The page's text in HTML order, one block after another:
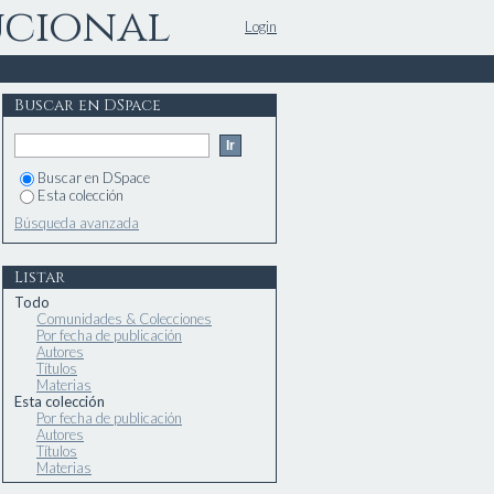
Login
Buscar en DSpace
Buscar en DSpace
Esta colección
Búsqueda avanzada
Listar
Todo
Comunidades & Colecciones
Por fecha de publicación
Autores
Títulos
Materias
Esta colección
Por fecha de publicación
Autores
Títulos
Materias